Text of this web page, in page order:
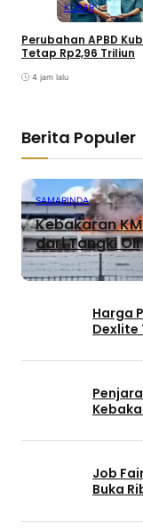
KUBAR
Perubahan APBD
Tetap Rp2,96 Triliun
4 jam lalu
Berita Populer
SAMARINDA
Kebakaran
dari Tangki Oli
Harga
Dexlite
Job
Buka